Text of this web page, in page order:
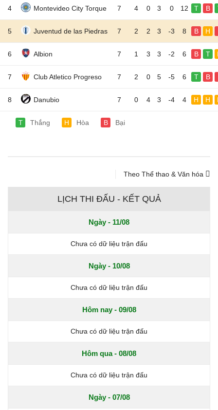
4 Montevideo City Torque 7 4 0 3 0 12 T B
5 Juventud de las Piedras 7 2 2 3 -3 8 B H
6 Albion 7 1 3 3 -2 6 B T
7 Club Atletico Progreso 7 2 0 5 -5 6 T B
8 Danubio 7 0 4 3 -4 4 H H
T Thắng H Hòa B Bại
Theo Thể thao & Văn hóa
LỊCH THI ĐẤU - KẾT QUẢ
Ngày - 11/08
Chưa có dữ liệu trận đấu
Ngày - 10/08
Chưa có dữ liệu trận đấu
Hôm nay - 09/08
Chưa có dữ liệu trận đấu
Hôm qua - 08/08
Chưa có dữ liệu trận đấu
Ngày - 07/08